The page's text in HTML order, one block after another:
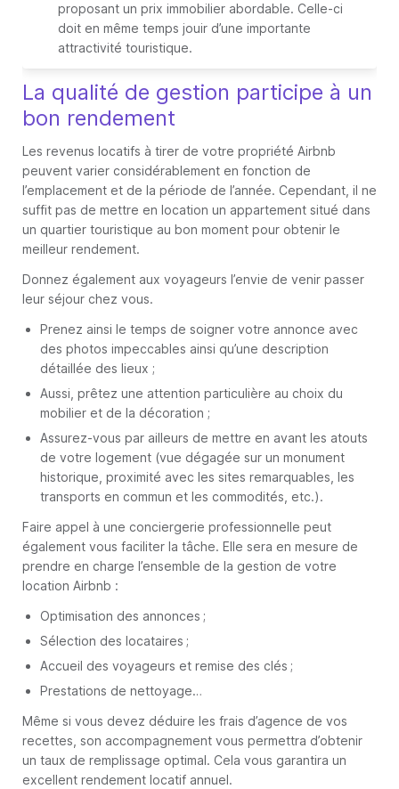
proposant un prix immobilier abordable. Celle-ci
doit en même temps jouir d’une importante
attractivité touristique.
La qualité de gestion participe à un
bon rendement
Les revenus locatifs à tirer de votre propriété Airbnb
peuvent varier considérablement en fonction de
l’emplacement et de la période de l’année. Cependant, il ne
suffit pas de mettre en location un appartement situé dans
un quartier touristique au bon moment pour obtenir le
meilleur rendement.
Donnez également aux voyageurs l’envie de venir passer
leur séjour chez vous.
Prenez ainsi le temps de soigner votre annonce avec
des photos impeccables ainsi qu’une description
détaillée des lieux ;
Aussi, prêtez une attention particulière au choix du
mobilier et de la décoration ;
Assurez-vous par ailleurs de mettre en avant les atouts
de votre logement (vue dégagée sur un monument
historique, proximité avec les sites remarquables, les
transports en commun et les commodités, etc.).
Faire appel à une conciergerie professionnelle peut
également vous faciliter la tâche. Elle sera en mesure de
prendre en charge l’ensemble de la gestion de votre
location Airbnb :
Optimisation des annonces ;
Sélection des locataires ;
Accueil des voyageurs et remise des clés ;
Prestations de nettoyage…
Même si vous devez déduire les frais d’agence de vos
recettes, son accompagnement vous permettra d’obtenir
un taux de remplissage optimal. Cela vous garantira un
excellent rendement locatif annuel.